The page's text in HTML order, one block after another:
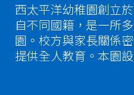
西太平洋幼稚園創立
自不同國籍，是一所
園。校方與家長關係
提供全人教育。本園